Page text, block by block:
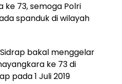
ke 73, semoga Polri
spanduk di wilayah
bakal menggelar
ke 73 di
pada 1 Juli 2019